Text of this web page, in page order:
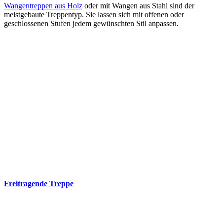
Wangentreppen aus Holz oder mit Wangen aus Stahl sind der
meistgebaute Treppentyp. Sie lassen sich mit offenen oder
geschlossenen Stufen jedem gewünschten Stil anpassen.
Freitragende Treppe